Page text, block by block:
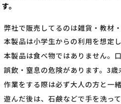
。
弊社で販売してるのは雑貨・教材
本製品は小学生からの利用を想定
本製品は食べ物ではありません。
誤飲・窒息の危険があります。3
作業をする際は必ず大人の方と一
遊んだ後は、石鹸などで手を洗って